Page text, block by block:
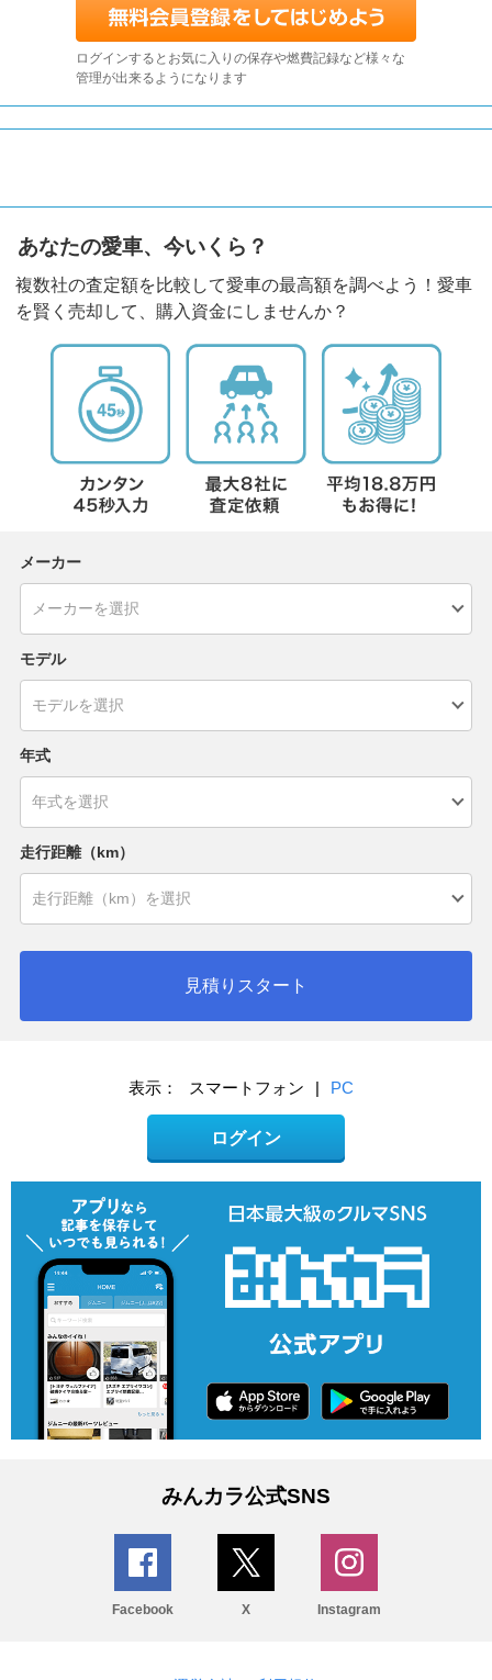
ログインするとお気に入りの保存や燃費記録など様々な
管理が出来るようになります
あなたの愛車、今いくら？
複数社の査定額を比較して愛車の最高額を調べよう！愛車
を賢く売却して、購入資金にしませんか？
メーカー
モデル
年式
走行距離（km）
見積りスタート
表示： スマートフォン | PC
ログイン
みんカラ公式SNS
Facebook X Instagram